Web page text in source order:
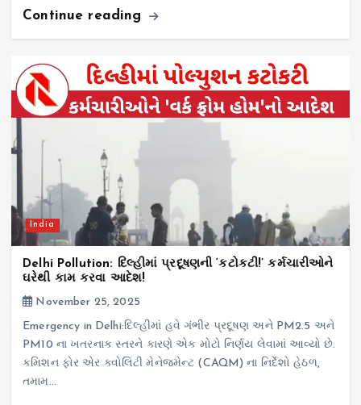
Continue reading
India
Delhi Pollution: દિલ્હીમાં પ્રદૂષણની ‘કટોકટી!’ કર્મચારીઓને
ઘરેથી કામ કરવા આદેશ!
November 25, 2025
Emergency in Delhi:દિલ્હીમાં હવે ગંભીર પ્રદૂષણ અને PM2.5 અને
PM10 ના ખતરનાક સ્તરને કારણે એક મોટો નિર્ણય લેવામાં આવ્યો છે.
કમિશન ફોર એર ક્વોલિટી મેનેજમેન્ટ (CAQM) ના નિર્દેશો હેઠળ,
તમામ…